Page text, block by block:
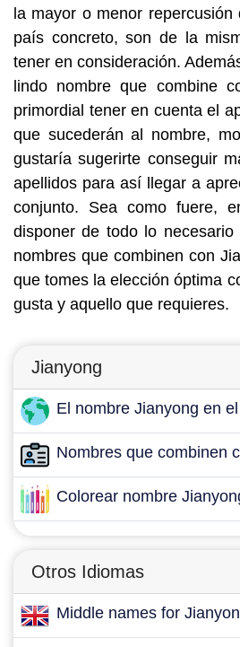
la mayor o menor
país concreto, son de la
tener en consideración.
lindo nombre que combine
primordial tener en cuenta el
que sucederán al nombre,
gustaría sugerirte conseguir
apellidos para así llegar a
conjunto. Sea como fuere,
disponer de todo lo
nombres que combinen con
que tomes la elección óptima
gusta y aquello que requieres.
Jianyong
El nombre Jianyong en
Nombres que combinen
Colorear nombre
Otros Idiomas
Middle names for